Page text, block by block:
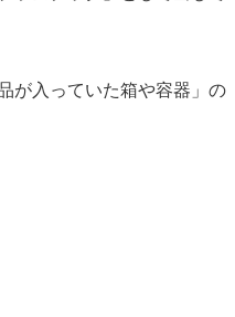
が入っていた箱や容器」の